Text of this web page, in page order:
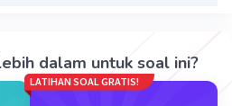
) Balas
dalam untuk soal ini?
LATIHAN SOAL GRATIS!